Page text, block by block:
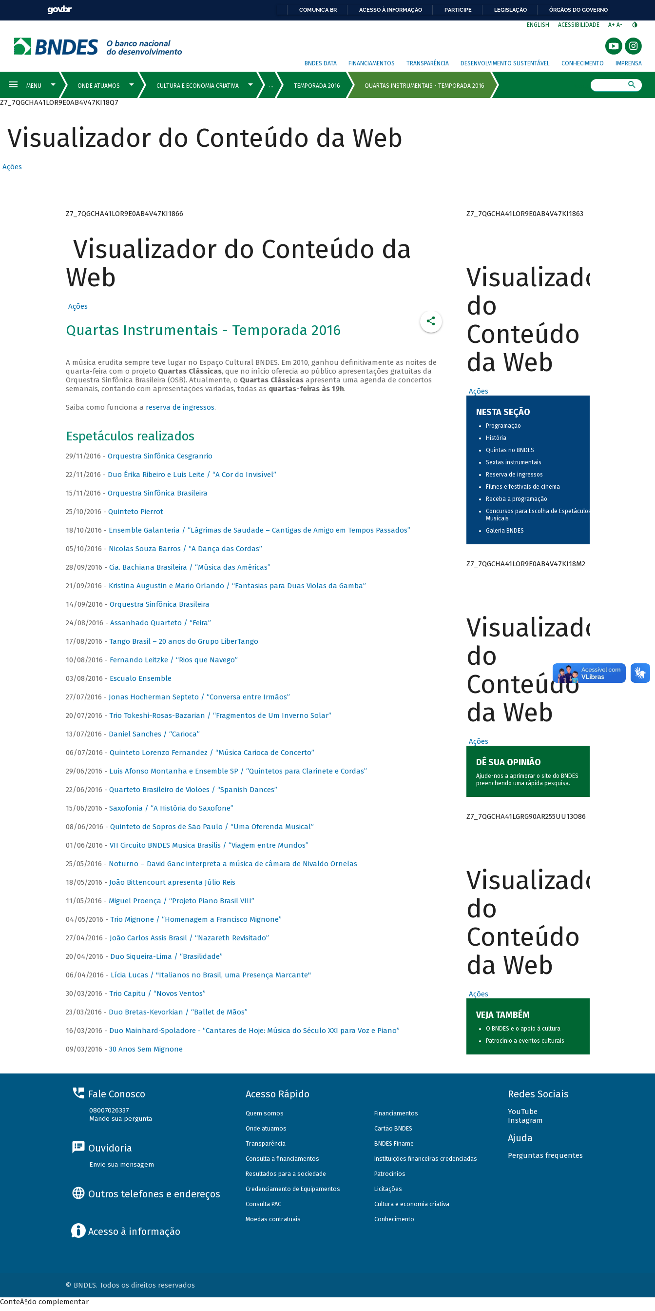
COMUNICA BR ACESSO À INFORMAÇÃO PARTICIPE LEGISLAÇÃO ÓRGÃOS DO GOVERNO
ENGLISH ACESSIBILIDADE A+ A-
BNDES DATA FINANCIAMENTOS TRANSPARÊNCIA DESENVOLVIMENTO SUSTENTÁVEL CONHECIMENTO IMPRENSA
Z7_7QGCHA41LOR9E0AB4V47KI18Q7
Visualizador do Conteúdo da Web
Ações
Z7_7QGCHA41LOR9E0AB4V47KI1866
Visualizador do Conteúdo da
Web
Ações
Quartas Instrumentais - Temporada 2016
A música erudita sempre teve lugar no Espaço Cultural BNDES. Em 2010, ganhou definitivamente as noites de
quarta-feira com o projeto Quartas Clássicas, que no início oferecia ao público apresentações gratuitas da
Orquestra Sinfônica Brasileira (OSB). Atualmente, o Quartas Clássicasapresenta uma agenda de concertos
semanais, contando com apresentações variadas, todas as quartas-feiras às 19h.
Saiba como funciona a reserva de ingressos.
Espetáculos realizados
29/11/2016 - Orquestra Sinfônica Cesgranrio
22/11/2016 - Duo Érika Ribeiro e Luis Leite / “A Cor do Invisível”
15/11/2016 - Orquestra Sinfônica Brasileira
25/10/2016 - Quinteto Pierrot
18/10/2016 - Ensemble Galanteria / “Lágrimas de Saudade – Cantigas de Amigo em Tempos Passados”
05/10/2016 - Nicolas Souza Barros / “A Dança das Cordas”
28/09/2016 - Cia. Bachiana Brasileira / “Música das Américas”
21/09/2016 - Kristina Augustin e Mario Orlando / “Fantasias para Duas Violas da Gamba”
14/09/2016 - Orquestra Sinfônica Brasileira
24/08/2016 - Assanhado Quarteto / “Feira”
17/08/2016 - Tango Brasil – 20 anos do Grupo LiberTango
10/08/2016 - Fernando Leitzke / “Rios que Navego”
03/08/2016 - Escualo Ensemble
27/07/2016 - Jonas Hocherman Septeto / “Conversa entre Irmãos”
20/07/2016 - Trio Tokeshi-Rosas-Bazarian / “Fragmentos de Um Inverno Solar”
13/07/2016 - Daniel Sanches / “Carioca”
06/07/2016 - Quinteto Lorenzo Fernandez / “Música Carioca de Concerto”
29/06/2016 - Luis Afonso Montanha e Ensemble SP / “Quintetos para Clarinete e Cordas”
22/06/2016 - Quarteto Brasileiro de Violões / “Spanish Dances”
15/06/2016 - Saxofonia / “A História do Saxofone”
08/06/2016 - Quinteto de Sopros de São Paulo / “Uma Oferenda Musical”
01/06/2016 - VII Circuito BNDES Musica Brasilis / “Viagem entre Mundos”
25/05/2016 - Noturno – David Ganc interpreta a música de câmara de Nivaldo Ornelas
18/05/2016 - João Bittencourt apresenta Júlio Reis
11/05/2016 - Miguel Proença / “Projeto Piano Brasil VIII”
04/05/2016 - Trio Mignone / “Homenagem a Francisco Mignone”
27/04/2016 - João Carlos Assis Brasil / “Nazareth Revisitado”
20/04/2016 - Duo Siqueira-Lima / “Brasilidade”
06/04/2016 - Lícia Lucas / "Italianos no Brasil, uma Presença Marcante"
30/03/2016 - Trio Capitu / “Novos Ventos”
23/03/2016 - Duo Bretas-Kevorkian / “Ballet de Mãos”
16/03/2016 - Duo Mainhard-Spoladore - “Cantares de Hoje: Música do Século XXI para Voz e Piano”
09/03/2016 - 30 Anos Sem Mignone
Z7_7QGCHA41LOR9E0AB4V47KI1863
Visualizador
do
Conteúdo
da Web
Ações
NESTA SEÇÃO
Programação
História
Quintas no BNDES
Sextas instrumentais
Reserva de ingressos
Filmes e festivais de cinema
Receba a programação
Concursos para Escolha de Espetáculos
Musicais
Galeria BNDES
Z7_7QGCHA41LOR9E0AB4V47KI18M2
Visualizador
do
Conteúdo
da Web
Ações
DÊ SUA OPINIÃO
Ajude-nos a aprimorar o site do BNDES
preenchendo uma rápida pesquisa.
Z7_7QGCHA41LGRG90AR255UU13O86
Visualizador
do
Conteúdo
da Web
Ações
VEJA TAMBÉM
O BNDES e o apoio à cultura
Patrocínio a eventos culturais
Fale Conosco
08007026337
Mande sua pergunta
Ouvidoria
Envie sua mensagem
Outros telefones e endereços
Acesso à informação
Acesso Rápido
Quem somos
Onde atuamos
Transparência
Consulta a financiamentos
Resultados para a sociedade
Credenciamento de Equipamentos
Consulta PAC
Moedas contratuais
Financiamentos
Cartão BNDES
BNDES Finame
Instituições financeiras credenciadas
Patrocínios
Licitações
Cultura e economia criativa
Conhecimento
Redes Sociais
YouTube
Instagram
Ajuda
Perguntas frequentes
© BNDES. Todos os direitos reservados
ConteÃºdo complementar